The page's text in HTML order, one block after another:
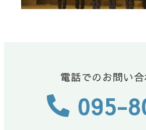
電話でのお問い
095-